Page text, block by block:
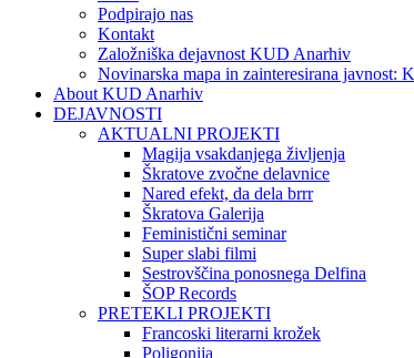
Podpirajo nas
Kontakt
Založniška dejavnost KUD Anarhiv
Novinarska mapa in zainteresirana
About KUD Anarhiv
DEJAVNOSTI
AKTUALNI PROJEKTI
Magija vsakdanjega življenja
Škratove zvočne delavnice
Nared efekt, da dela brrr
Škratova Galerija
Feministični seminar
Super slabi filmi
Sestrovščina ponosnega Delfina
ŠOP Records
PRETEKLI PROJEKTI
Francoski literarni krožek
Poligonija